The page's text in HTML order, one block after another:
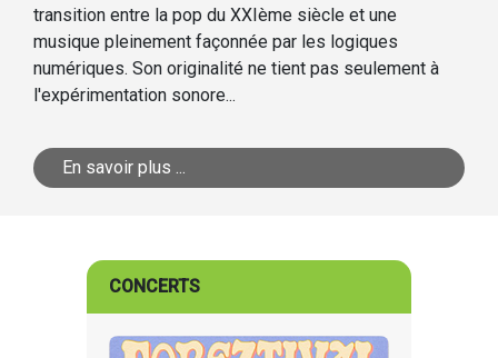
transition entre la pop du XXIème siècle et une
musique pleinement façonnée par les logiques
numériques. Son originalité ne tient pas seulement à
l'expérimentation sonore...
En savoir plus ...
CONCERTS